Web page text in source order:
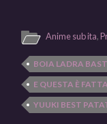
Anime sub ita,
BOIA LADRA
E QUESTA È
YUUKI BEST